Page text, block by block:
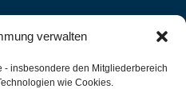
verwalten
- insbesondere den Mitgliederbereich
wie Cookies.